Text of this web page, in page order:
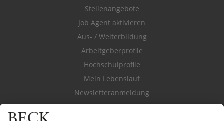
Stellenangebote
Job Agent aktivieren
Aus- / Weiterbildung
Arbeitgeberprofile
Hochschulprofile
Mein Lebenslauf
Newsletteranmeldung
Durchsuchen Sie den Stellenkatalog